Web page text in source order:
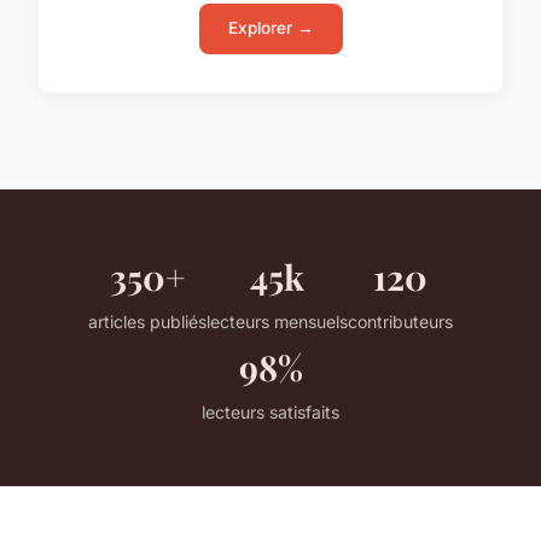
Explorer →
350+
articles publiés
45k
lecteurs mensuels
120
contributeurs
98%
lecteurs satisfaits